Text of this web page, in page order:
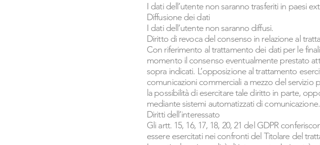
I dati dell’utente non saranno trasferiti in paesi
Diffusione dei dati
I dati dell’utente non saranno diffusi.
Diritto di revoca del consenso in relazione al
Con riferimento al trattamento dei dati per le
momento il consenso eventualmente prestato
sopra indicati. L’opposizione al trattamento
comunicazioni commerciali a mezzo del
la possibilità di esercitare tale diritto in parte,
mediante sistemi automatizzati di comunicazione.
Diritti dell’interessato
Gli artt. 15, 16, 17, 18, 20, 21 del GDPR
essere esercitati nei confronti del Titolare del